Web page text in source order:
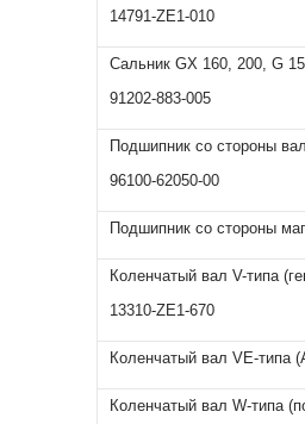
14791-ZE1-010
Сальник GХ 160, 200, G
91202-883-005
Подшипник со стороны
96100-62050-00
Подшипник со стороны
Коленчатый вал V-типа
13310-ZE1-670
Коленчатый вал VE-типа
Коленчатый вал W-типа